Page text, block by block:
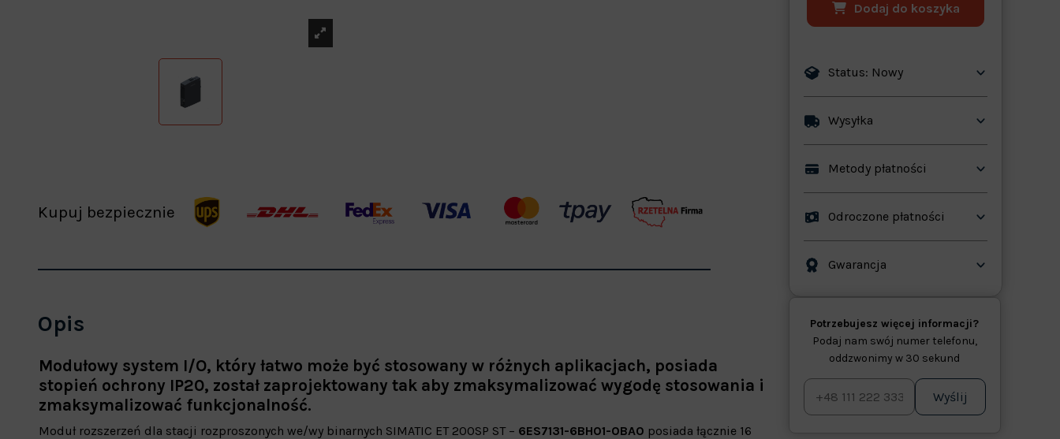
Kupuj bezpiecznie
Dodaj do koszyka
Status: Nowy
Wysyłka
Metody płatności
Odroczone płatności
Gwarancja
Potrzebujesz więcej informacji?
Podaj nam swój numer telefonu,
oddzwonimy w 30 sekund
Wyślij
Opis
Modułowy system I/O, który łatwo może być stosowany w różnych aplikacjach, posiada
stopień ochrony IP20, został zaprojektowany tak aby zmaksymalizować wygodę stosowania i
zmaksymalizować funkcjonalność.
Moduł rozszerzeń dla stacji rozproszonych we/wy binarnych SIMATIC ET 200SP ST – 6ES7131-6BH01-0BA0 posiada łącznie 16